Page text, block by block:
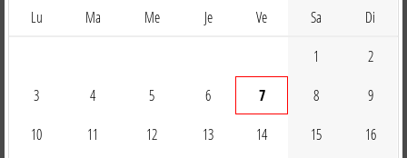
Lu Ma Me Je Ve Sa Di
1 2
3 4 5 6 7 8 9
10 11 12 13 14 15 16